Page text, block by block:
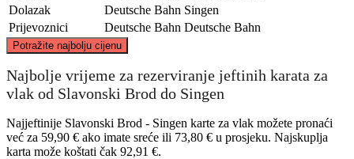
Dolazak
Deutsche Bahn Singen
Prijevoznici
Deutsche Bahn Deutsche Bahn
Potražite najbolju cijenu
Singen, BW
©CARTO, ©OpenStreetMap
Najbolje vrijeme za rezerviranje jeftinih karata za
vlak od Slavonski Brod do Singen
Najjeftinije Slavonski Brod - Singen karte za vlak možete pronaći
već za 59,90 € ako imate sreće ili 73,80 € u prosjeku. Najskuplja
karta može koštati čak 92,91 €.